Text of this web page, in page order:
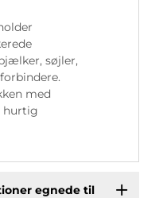
søjler,
med
hurtig
egnede til